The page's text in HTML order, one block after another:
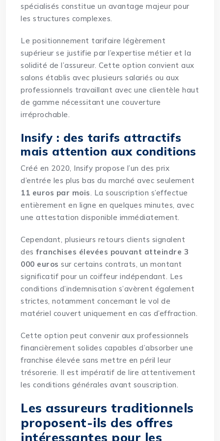
spécialisés constitue un avantage majeur pour
les structures complexes.
Le positionnement tarifaire légèrement
supérieur se justifie par l’expertise métier et la
solidité de l’assureur. Cette option convient aux
salons établis avec plusieurs salariés ou aux
professionnels travaillant avec une clientèle haut
de gamme nécessitant une couverture
irréprochable.
Insify : des tarifs attractifs
mais attention aux conditions
Créé en 2020, Insify propose l’un des prix
d’entrée les plus bas du marché avec seulement
11 euros par mois. La souscription s’effectue
entièrement en ligne en quelques minutes, avec
une attestation disponible immédiatement.
Cependant, plusieurs retours clients signalent
desfranchises élevées pouvant atteindre 3
000 euros sur certains contrats, un montant
significatif pour un coiffeur indépendant. Les
conditions d’indemnisation s’avèrent également
strictes, notamment concernant le vol de
matériel couvert uniquement en cas d’effraction.
Cette option peut convenir aux professionnels
financièrement solides capables d’absorber une
franchise élevée sans mettre en péril leur
trésorerie. Il est impératif de lire attentivement
les conditions générales avant souscription.
Les assureurs traditionnels
proposent-ils des offres
intéressantes pour les